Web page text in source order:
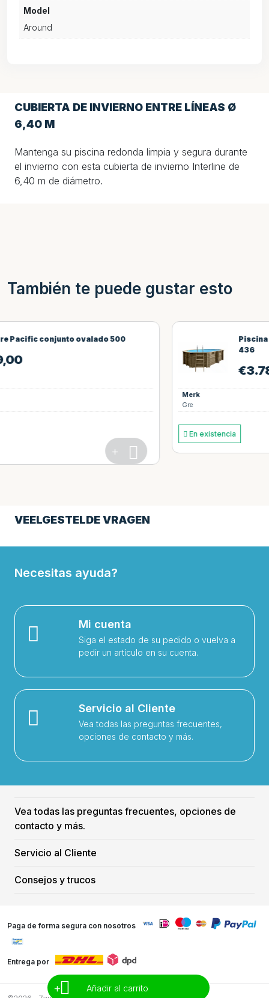
Model
Around
CUBIERTA DE INVIERNO ENTRE LÍNEAS Ø
6,40 M
Mantenga su piscina redonda limpia y segura durante
el invierno con esta cubierta de invierno Interline de
6,40 m de diámetro.
También te puede gustar esto
Piscina Gre Normandie conjunto pino
VEELGESTELDE VRAGEN
+ Añadir al carrito
Necesitas ayuda?
Mi cuenta
Siga el estado de su pedido o vuelva a
pedir un artículo en su cuenta.
Servicio al Cliente
Vea todas las preguntas frecuentes,
opciones de contacto y más.
Vea todas las preguntas frecuentes, opciones de
contacto y más.
Servicio al Cliente
Consejos y trucos
Paga de forma segura con nosotros
Entrega por